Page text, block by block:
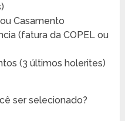
Casamento
(fatura da COPEL ou
(3 últimos holerites)
ser selecionado?